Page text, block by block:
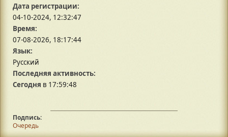
Дата регистрации:
04-10-2024, 12:32:47
Время:
07-08-2026, 18:17:44
Язык:
Русский
Последняя активность:
Сегодня в 17:59:48
Подпись:
Очередь